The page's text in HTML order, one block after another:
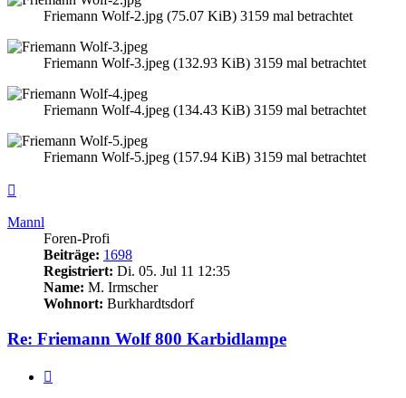
Friemann Wolf-2.jpg (75.07 KiB) 3159 mal betrachtet
Friemann Wolf-3.jpeg (132.93 KiB) 3159 mal betrachtet
Friemann Wolf-4.jpeg (134.43 KiB) 3159 mal betrachtet
Friemann Wolf-5.jpeg (157.94 KiB) 3159 mal betrachtet
Mannl
Foren-Profi
Beiträge: 1698
Registriert: Di. 05. Jul 11 12:35
Name: M. Irmscher
Wohnort: Burkhardtsdorf
Re: Friemann Wolf 800 Karbidlampe